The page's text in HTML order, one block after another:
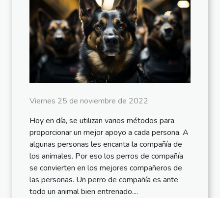
Viernes 25 de noviembre de 2022
Hoy en día, se utilizan varios métodos para
proporcionar un mejor apoyo a cada persona. A
algunas personas les encanta la compañía de
los animales. Por eso los perros de compañía
se convierten en los mejores compañeros de
las personas. Un perro de compañía es ante
todo un animal bien entrenado....